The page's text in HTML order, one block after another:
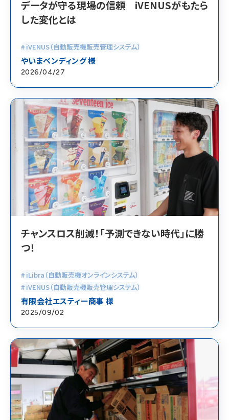
データが守る現場の信頼 iVENUSがもたら
した変化とは
# iVENUS（自動販売機販売管理システム）
やいまベンディング 様
2026/04/27
チャンスロス削減！「予測できない時代」に勝
つ！
# iLibra（自動販売機オンラインシステム）
# iVENUS（自動販売機販売管理システム）
有限会社エスティー商事 様
2025/09/02